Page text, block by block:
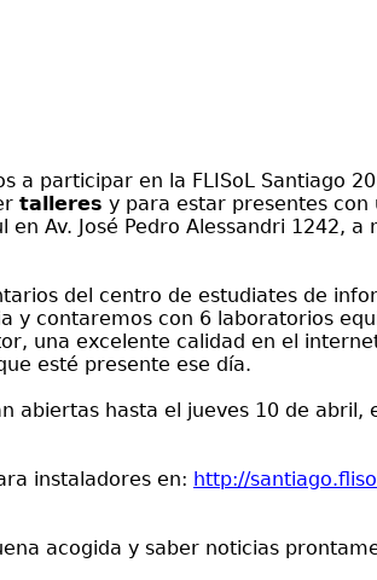
a participar en la FLISoL Santiago
talleres y para estar presentes con
Av. José Pedro Alessandri 1242,
del centro de estudiates de
y contaremos con 6 laboratorios
una excelente calidad en el
esté presente ese día.
abiertas hasta el jueves 10 de abril,
instaladores en: http://
acogida y saber noticias